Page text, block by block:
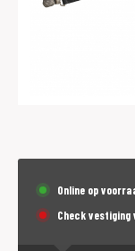
Online op
Check